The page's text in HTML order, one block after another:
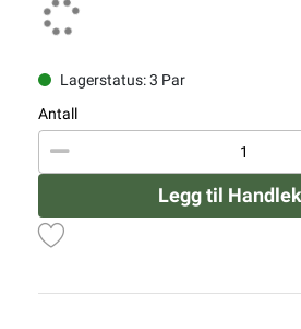
Lagerstatus: 3 Par
Antall
Legg til